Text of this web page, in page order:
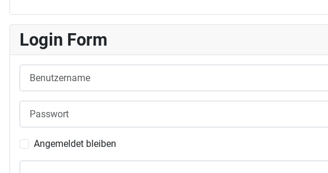
Login Form
Angemeldet bleiben